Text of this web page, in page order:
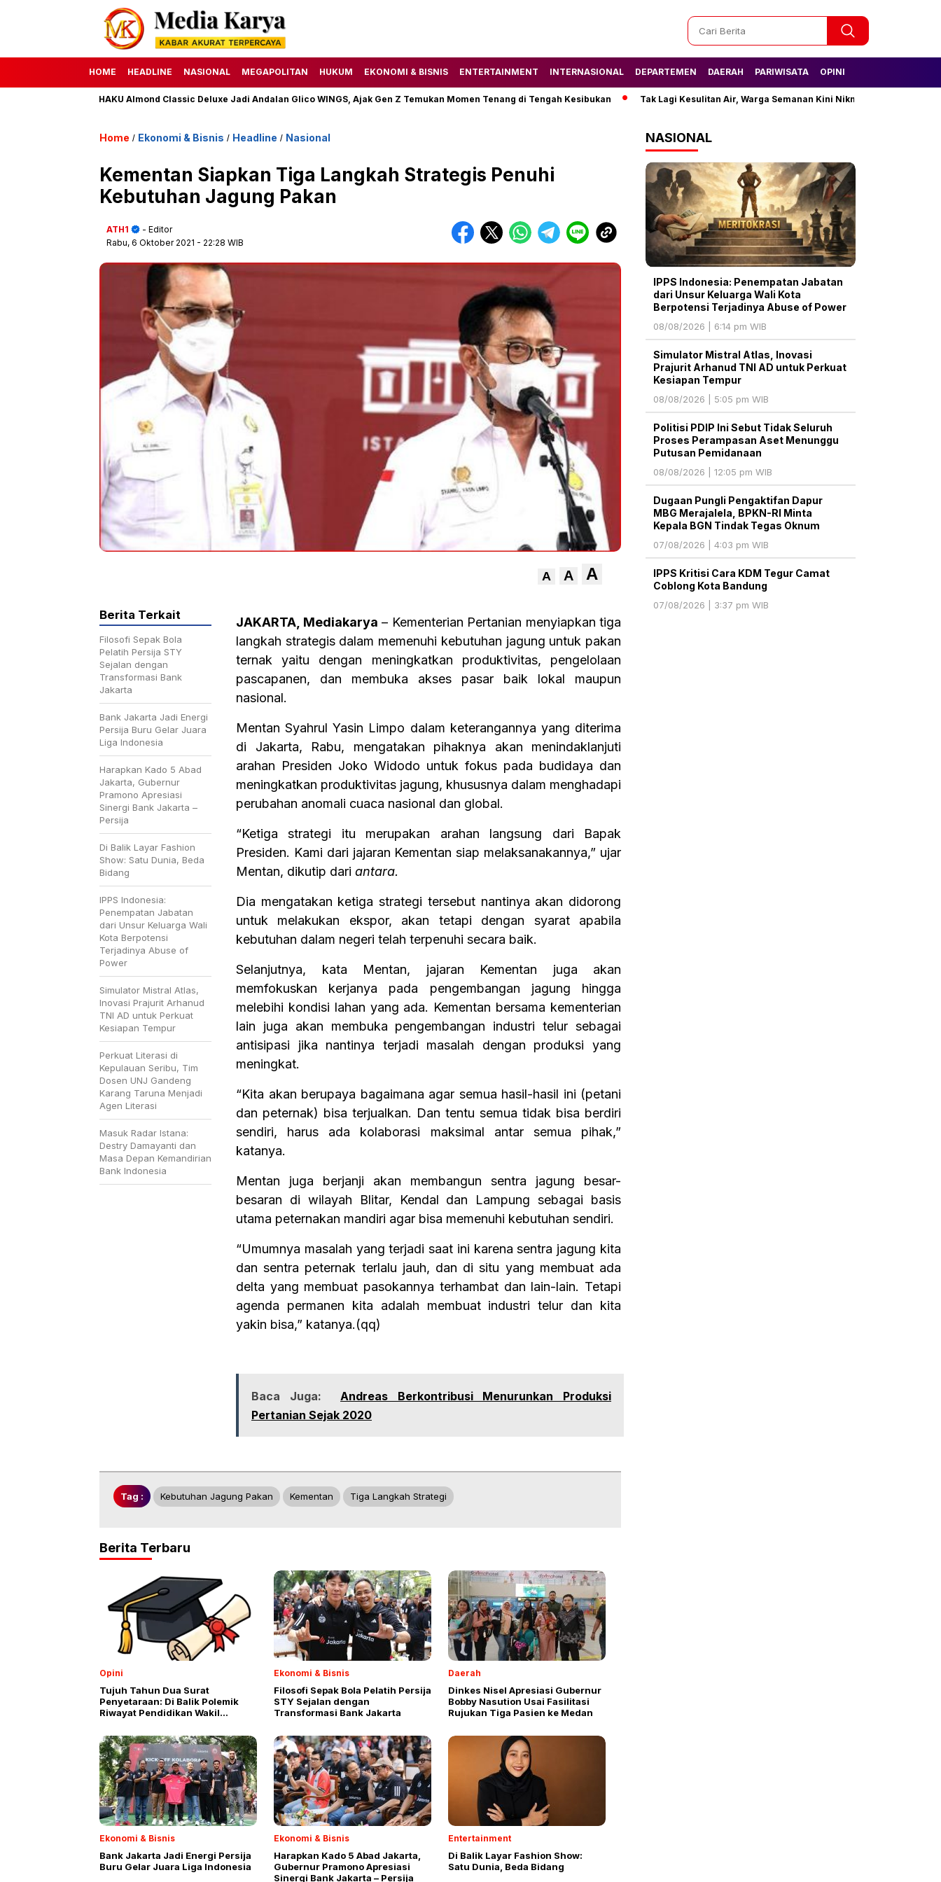
HOME HEADLINE NASIONAL MEGAPOLITAN HUKUM EKONOMI & BISNIS ENTERTAINMENT INTERNASIONAL DEPARTEMEN DAERAH PARIWISATA OPINI
HAKU Almond Classic Deluxe Jadi Andalan Glico WINGS, Ajak Gen Z Temukan Momen Tenang di Tengah Kesibukan Tak Lagi Kesulitan Air, Warga Semanan Kini Nikmati Layanan Dari IPA
Home / Ekonomi & Bisnis / Headline / Nasional
Kementan Siapkan Tiga Langkah Strategis Penuhi
Kebutuhan Jagung Pakan
ATH1
- Editor
Rabu, 6 Oktober 2021 - 22:28 WIB
A A A
JAKARTA, Mediakarya – Kementerian Pertanian menyiapkan tiga
langkah strategis dalam memenuhi kebutuhan jagung untuk pakan
ternak yaitu dengan meningkatkan produktivitas, pengelolaan
pascapanen, dan membuka akses pasar baik lokal maupun
nasional.
Mentan Syahrul Yasin Limpo dalam keterangannya yang diterima
di Jakarta, Rabu, mengatakan pihaknya akan menindaklanjuti
arahan Presiden Joko Widodo untuk fokus pada budidaya dan
meningkatkan produktivitas jagung, khususnya dalam menghadapi
perubahan anomali cuaca nasional dan global.
“Ketiga strategi itu merupakan arahan langsung dari Bapak
Presiden. Kami dari jajaran Kementan siap melaksanakannya,” ujar
Mentan, dikutip dari antara.
Dia mengatakan ketiga strategi tersebut nantinya akan didorong
untuk melakukan ekspor, akan tetapi dengan syarat apabila
kebutuhan dalam negeri telah terpenuhi secara baik.
Selanjutnya, kata Mentan, jajaran Kementan juga akan
memfokuskan kerjanya pada pengembangan jagung hingga
melebihi kondisi lahan yang ada. Kementan bersama kementerian
lain juga akan membuka pengembangan industri telur sebagai
antisipasi jika nantinya terjadi masalah dengan produksi yang
meningkat.
“Kita akan berupaya bagaimana agar semua hasil-hasil ini (petani
dan peternak) bisa terjualkan. Dan tentu semua tidak bisa berdiri
sendiri, harus ada kolaborasi maksimal antar semua pihak,”
katanya.
Mentan juga berjanji akan membangun sentra jagung besar-
besaran di wilayah Blitar, Kendal dan Lampung sebagai basis
utama peternakan mandiri agar bisa memenuhi kebutuhan sendiri.
“Umumnya masalah yang terjadi saat ini karena sentra jagung kita
dan sentra peternak terlalu jauh, dan di situ yang membuat ada
delta yang membuat pasokannya terhambat dan lain-lain. Tetapi
agenda permanen kita adalah membuat industri telur dan kita
yakin bisa,” katanya.(qq)
Baca Juga:
Andreas Berkontribusi Menurunkan Produksi
Pertanian Sejak 2020
Berita Terkait
Filosofi Sepak Bola
Pelatih Persija STY
Sejalan dengan
Transformasi Bank
Jakarta
Bank Jakarta Jadi Energi
Persija Buru Gelar Juara
Liga Indonesia
Harapkan Kado 5 Abad
Jakarta, Gubernur
Pramono Apresiasi
Sinergi Bank Jakarta –
Persija
Di Balik Layar Fashion
Show: Satu Dunia, Beda
Bidang
IPPS Indonesia:
Penempatan Jabatan
dari Unsur Keluarga Wali
Kota Berpotensi
Terjadinya Abuse of
Power
Simulator Mistral Atlas,
Inovasi Prajurit Arhanud
TNI AD untuk Perkuat
Kesiapan Tempur
Perkuat Literasi di
Kepulauan Seribu, Tim
Dosen UNJ Gandeng
Karang Taruna Menjadi
Agen Literasi
Masuk Radar Istana:
Destry Damayanti dan
Masa Depan Kemandirian
Bank Indonesia
Tag : Kebutuhan Jagung Pakan Kementan Tiga Langkah Strategi
Berita Terbaru
Opini
Tujuh Tahun Dua Surat
Penyetaraan: Di Balik Polemik
Riwayat Pendidikan Wakil
Ekonomi & Bisnis
Filosofi Sepak Bola Pelatih Persija
STY Sejalan dengan
Transformasi Bank Jakarta
Daerah
Dinkes Nisel Apresiasi Gubernur
Bobby Nasution Usai Fasilitasi
Rujukan Tiga Pasien ke Medan
Ekonomi & Bisnis
Bank Jakarta Jadi Energi Persija
Buru Gelar Juara Liga Indonesia
Ekonomi & Bisnis
Harapkan Kado 5 Abad Jakarta,
Gubernur Pramono Apresiasi
Sinergi Bank Jakarta – Persija
Entertainment
Di Balik Layar Fashion Show:
Satu Dunia, Beda Bidang
NASIONAL
IPPS Indonesia: Penempatan Jabatan
dari Unsur Keluarga Wali Kota
Berpotensi Terjadinya Abuse of Power
08/08/2026 | 6:14 pm WIB
Simulator Mistral Atlas, Inovasi
Prajurit Arhanud TNI AD untuk Perkuat
Kesiapan Tempur
08/08/2026 | 5:05 pm WIB
Politisi PDIP Ini Sebut Tidak Seluruh
Proses Perampasan Aset Menunggu
Putusan Pemidanaan
08/08/2026 | 12:05 pm WIB
Dugaan Pungli Pengaktifan Dapur
MBG Merajalela, BPKN-RI Minta
Kepala BGN Tindak Tegas Oknum
07/08/2026 | 4:03 pm WIB
IPPS Kritisi Cara KDM Tegur Camat
Coblong Kota Bandung
07/08/2026 | 3:37 pm WIB